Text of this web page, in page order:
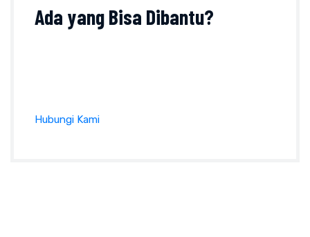
Ada yangBisa Dibantu?
Hubungi Kami